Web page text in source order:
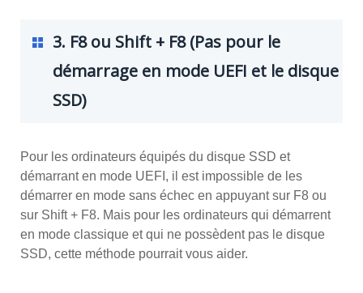
3. F8 ou Shift + F8 (Pas pour le
démarrage en mode UEFI et le disque
SSD)
Pour les ordinateurs équipés du disque SSD et
démarrant en mode UEFI, il est impossible de les
démarrer en mode sans échec en appuyant sur F8 ou
sur Shift + F8. Mais pour les ordinateurs qui démarrent
en mode classique et qui ne possèdent pas le disque
SSD, cette méthode pourrait vous aider.